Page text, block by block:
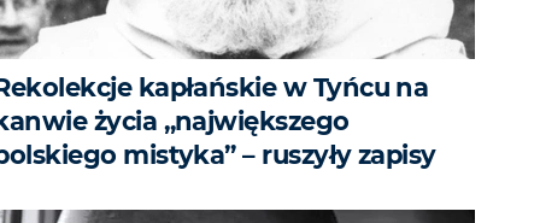
kapłańskie w Tyńcu na
życia „największego
mistyka” – ruszyły zapisy